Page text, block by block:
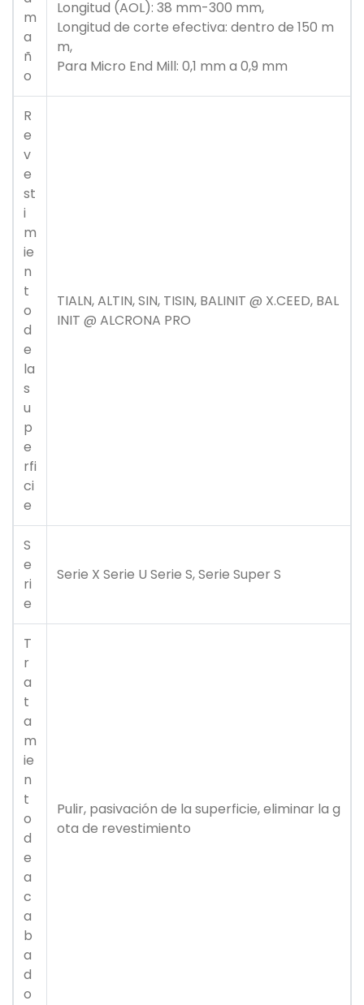
m
a
ñ
o
Longitud (AOL): 38 mm-300 mm,
Longitud de corte efectiva: dentro de 150 m
m,
Para Micro End Mill: 0,1 mm a 0,9 mm
R
e
v
e
st
i
m
ie
n
t
o
d
e
la
s
u
p
e
rfi
ci
e
TIALN, ALTIN, SIN, TISIN, BALINIT @ X.CEED, BAL
INIT @ ALCRONA PRO
S
e
ri
e
Serie X Serie U Serie S, Serie Super S
T
r
a
t
a
m
ie
n
t
o
d
e
a
c
a
b
a
d
o
Pulir, pasivación de la superficie, eliminar la g
ota de revestimiento